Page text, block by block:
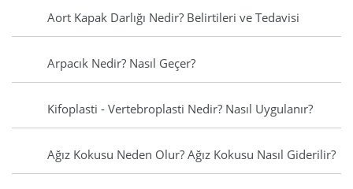
Aort Kapak Darlığı Nedir? Belirtileri ve Tedavisi
Arpacık Nedir? Nasıl Geçer?
Kifoplasti - Vertebroplasti Nedir? Nasıl Uygulanır?
Ağız Kokusu Neden Olur? Ağız Kokusu Nasıl Giderilir?